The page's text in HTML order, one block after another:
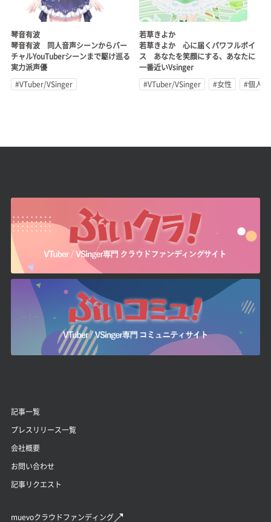
琴音有波
琴音有波 同人音声シーンからバー
チャルYouTuberシーンまで駆け巡る
実力派声優
#VTuber/VSinger
若草きよか
若草きよか 心に届くパワフルボイ
ス あなたを笑顔にする、あなたに
一番近いVsinger
#VTuber/VSinger
#女性 #個人勢
記事一覧
プレスリリース一覧
会社概要
お問い合わせ
記事リクエスト
muevoクラウドファンディング